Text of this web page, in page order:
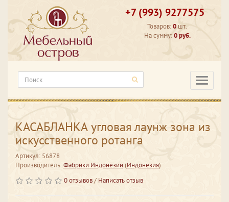
+7 (993) 9277575
Товаров:0 шт.
На сумму:0 руб.
КАСАБЛАНКА угловая лаунж зона из
искусственного ротанга
Артикул: 56878
Производитель:Фабрики Индонезии(Индонезия)
0 отзывов/ Написать отзыв